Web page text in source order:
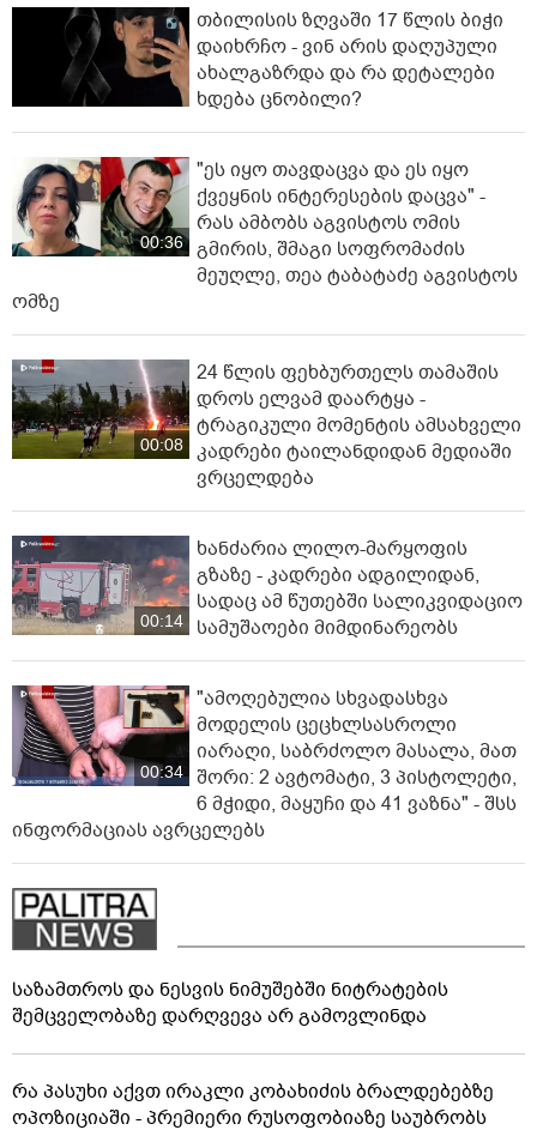
თბილისის ზღვაში 17 წლის ბიჭი
დაიხრჩო - ვინ არის დაღუპული
ახალგაზრდა და რა დეტალები
ხდება ცნობილი?
00:36
"ეს იყო თავდაცვა და ეს იყო
ქვეყნის ინტერესების დაცვა" -
რას ამბობს აგვისტოს ომის
გმირის, შმაგი სოფრომაძის
მეუღლე, თეა ტაბატაძე აგვისტოს
ომზე
00:08
24 წლის ფეხბურთელს თამაშის
დროს ელვამ დაარტყა -
ტრაგიკული მომენტის ამსახველი
კადრები ტაილანდიდან მედიაში
ვრცელდება
00:14
ხანძარია ლილო-მარყოფის
გზაზე - კადრები ადგილიდან,
სადაც ამ წუთებში სალიკვიდაციო
სამუშაოები მიმდინარეობს
00:34
"ამოღებულია სხვადასხვა
მოდელის ცეცხლსასროლი
იარაღი, საბრძოლო მასალა, მათ
შორი: 2 ავტომატი, 3 პისტოლეტი,
6 მჭიდი, მაყუჩი და 41 ვაზნა" - შსს
ინფორმაციას ავრცელებს
საზამთროს და ნესვის ნიმუშებში ნიტრატების
შემცველობაზე დარღვევა არ გამოვლინდა
რა პასუხი აქვთ ირაკლი კობახიძის ბრალდებებზე
ოპოზიციაში - პრემიერი რუსოფობიაზე საუბრობს